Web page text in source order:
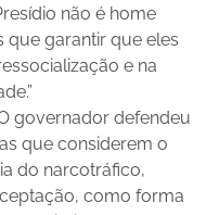
não é home
que garantir que eles
e na
governador defendeu
que considerem o
do narcotráfico,
como forma